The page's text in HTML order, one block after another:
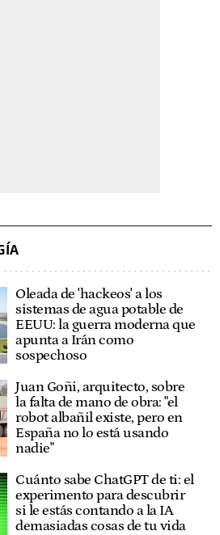
Oleada de 'hackeos' a los
sistemas de agua potable de
EEUU: la guerra moderna que
apunta a Irán como
sospechoso
Juan Goñi, arquitecto, sobre
la falta de mano de obra: "el
robot albañil existe, pero en
España no lo está usando
nadie"
Cuánto sabe ChatGPT de ti: el
experimento para descubrir
si le estás contando a la IA
demasiadas cosas de tu vida